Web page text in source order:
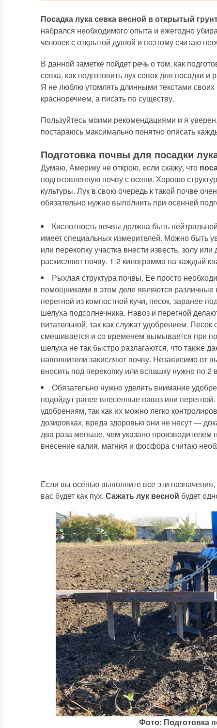
Посадка лука севка весной в открытый
набрался необходимого опыта и ежегодно
человек с открытой душой и поэтому считаю
В данной заметке пойдет речь о том, как
севка, как подготовить лук севок для посадки
Я не люблю утомлять длинными текстами своих
красноречием, а писать по существу.
Пользуйтесь моими рекомендациями и я
постараюсь максимально понятно описать
Подготовка почвы для посадки
Думаю, Америку не открою, если скажу, что
подготовленную почву с осени. Хорошо
культуры. Лук в свою очередь к такой почве
обязательно нужно выполнить при осенней
Кислотность почвы должна быть
имеет специальных измерителей. Можно быть
или перекопку участка внести известь, золу
раскисляют почву. 1-2 килограмма на каждый
Рыхлая структура почвы. Ее просто
помощниками в этом деле являются
перегной из компостной кучи, песок, заранее
шелуха подсолнечника. Навоз и перегной
питательной, так как служат удобрением.
смешивается и со временем вымывается при
шелуха не так быстро разлагаются, что также
наполнители закисляют почву. Независимо от
вносить под перекопку или вспашку нужно по
Обязательно нужно уделить внимание
подойдут ранее внесенные навоз или
удобрениям, так как их можно легко
дозировках, вреда здоровью они не несут —
два раза меньше, чем указано производителем
внесение калия, магния и фосфора считаю
Если вы осенью выполните все эти
вас будет как пух.Сажать лук весной будет
Фото: Подготовка